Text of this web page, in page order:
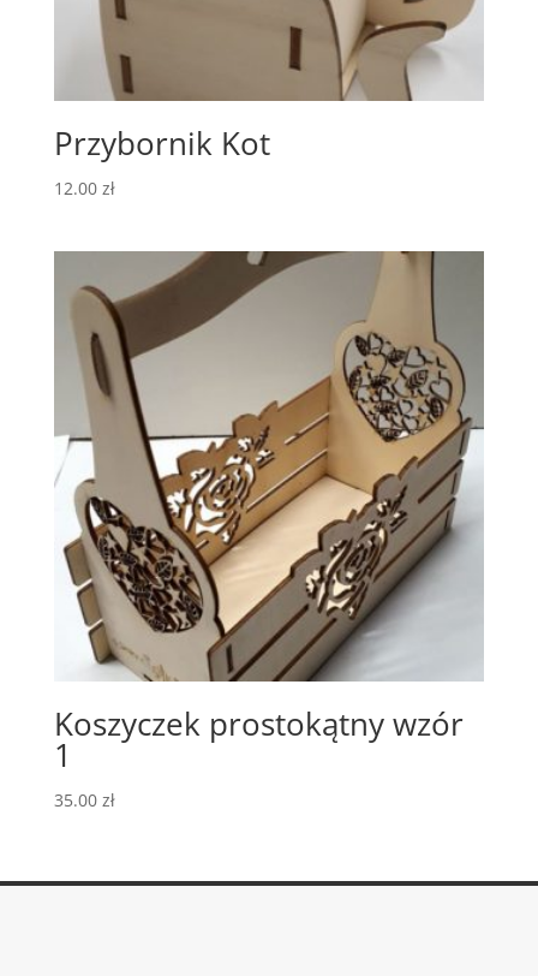
Przybornik Kot
12.00 zł
Koszyczek prostokątny wzór
1
35.00 zł